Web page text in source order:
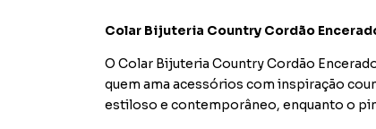
Colar Bijuteria Country Cordão
O Colar Bijuteria Country Cordão
quem ama acessórios com inspiração
estiloso e contemporâneo, enquanto o